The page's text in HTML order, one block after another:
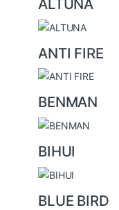
ALTUNA
ANTI FIRE
BENMAN
BIHUI
BLUE BIRD